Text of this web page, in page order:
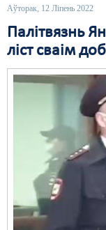
Аўторак, 12 Ліпень 2022
Палітвязнь
ліст сваім
Распальваньне
Рознае
Свабода слова
Свабода сумленьня
Сьмяротнае
Экалёгія
Правы працоўных